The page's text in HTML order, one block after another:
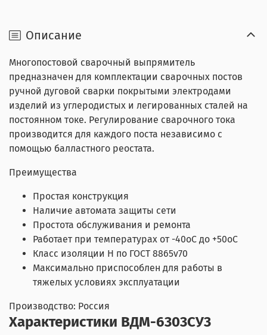
Описание
Многопостовой сварочный выпрямитель
предназначен для комплектации сварочных постов
ручной дуговой сварки покрытыми электродами
изделий из углеродистых и легированных сталей на
постоянном токе. Регулирование сварочного тока
производится для каждого поста независимо с
помощью балластного реостата.
Преимущества
Простая конструкция
Наличие автомата защиты сети
Простота обслуживания и ремонта
Работает при температурах от -40oС до +50oС
Класс изоляции Н по ГОСТ 8865v70
Максимально приспособлен для работы в
тяжелых условиях эксплуатации
Производство: Россия
Характеристики ВДМ-6303СУ3